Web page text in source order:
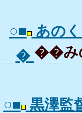
○■ あの
� ��み
○■ 黒澤監